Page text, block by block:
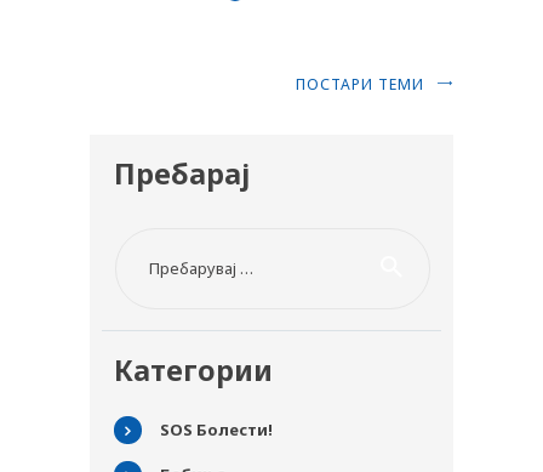
ПОСТАРИ ТЕМИ
Пребарај
Категории
SOS Болести!